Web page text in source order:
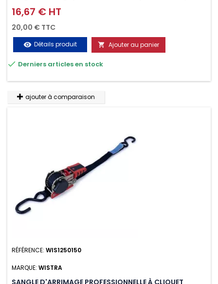
avec crochet deux doigts soudés en J en 2 parties (2.0M +
0.2M / 125daN), simple et rapide d'utilisation. Permet
d'arrimer et de sécuriser vos chargements pendant le
transport. Matière polyester très résistante aux UV et aux
variations de températures, n'absorbe pas l'eau.
Prix
16,67 € HT
20,00 € TTC
visibility Détails produit  Ajouter au panier
 Derniers articles en stock
ajouter à comparaison
RÉFÉRENCE: WIS1250150
MARQUE: WISTRA
SANGLE D'ARRIMAGE PROFESSIONNELLE À CLIQUET